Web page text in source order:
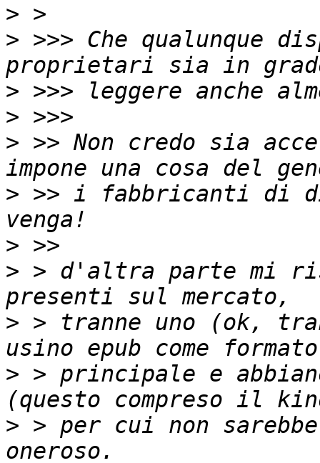
>
> >>> Che qualunque
>
>
> >> Non credo sia
> >> i fabbricanti di
>
> > d'altra parte mi
> > tranne uno (ok,
> > principale e
> > per cui non